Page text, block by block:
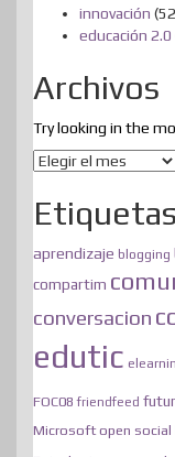
innovación
educación 2.0
Archivos
Try looking in the
Archivos
Etiquetas
aprendizaje blogging
compartim
conversacion
edutic
FOC08 friendfeed
Microsoft open social